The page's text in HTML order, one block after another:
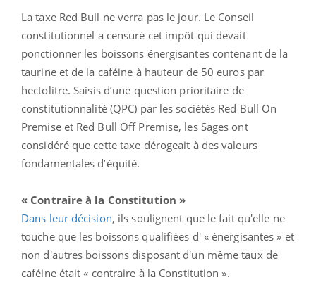
La taxe Red Bull ne verra pas le jour. Le Conseil
constitutionnel a censuré cet impôt qui devait
ponctionner les boissons énergisantes contenant de la
taurine et de la caféine à hauteur de 50 euros par
hectolitre. Saisis d’une question prioritaire de
constitutionnalité (QPC) par les sociétés Red Bull On
Premise et Red Bull Off Premise, les Sages ont
considéré que cette taxe dérogeait à des valeurs
fondamentales d’équité.
« Contraire à la Constitution »
Dans leur décision, ils soulignent que le fait qu'elle ne
touche que les boissons qualifiées d' « énergisantes » et
non d'autres boissons disposant d'un même taux de
caféine était « contraire à la Constitution ».